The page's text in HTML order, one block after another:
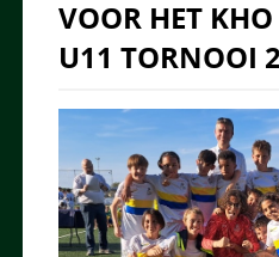
VOOR HET
U11 TORNOOI